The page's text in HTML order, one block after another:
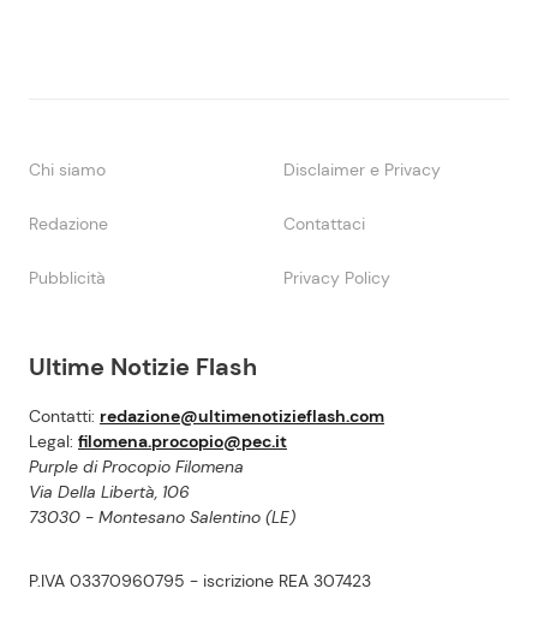
Ultime Notizie Flash
Contatti: redazione@ultimenotizieflash.com
Legal: filomena.procopio@pec.it
Purple di Procopio Filomena
Via Della Libertà, 106
73030 - Montesano Salentino (LE)
P.IVA 03370960795 - iscrizione REA 307423
Chi siamo Disclaimer e Privacy
Redazione Contattaci
Pubblicità Privacy Policy